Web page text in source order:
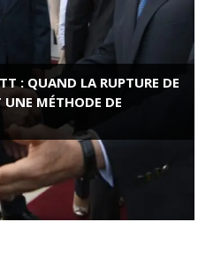
: QUAND LA RUPTURE DE
MÉTHODE DE
DE LA RESISTANCE